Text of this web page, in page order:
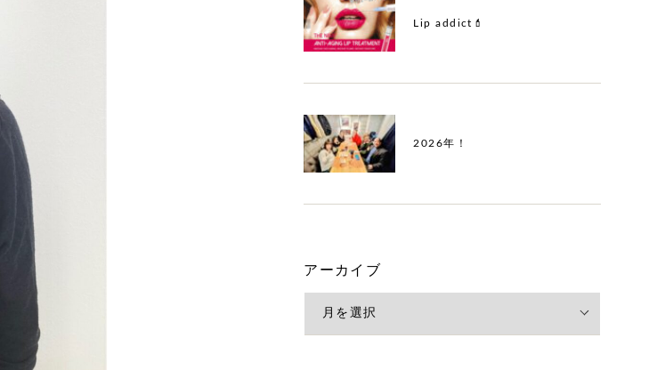
Lip addict💄
2026年！
アーカイブ